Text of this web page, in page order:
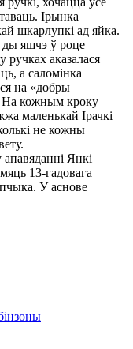
Ірынка
шкарлупкі ад яйка.
ды яшчэ ў роце
аказалася
а саломінка
на «добры
На кожным кроку –
маленькай Ірачкі
не кожны
Янкі
13-гадовага
У аснове